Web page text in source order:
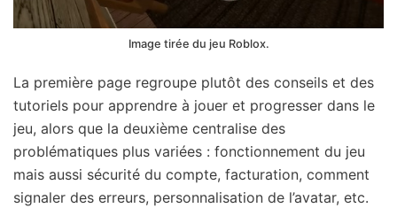
Image tirée du jeu Roblox.
La première page regroupe plutôt des conseils et des
tutoriels pour apprendre à jouer et progresser dans le
jeu, alors que la deuxième centralise des
problématiques plus variées : fonctionnement du jeu
mais aussi sécurité du compte, facturation, comment
signaler des erreurs, personnalisation de l’avatar, etc.